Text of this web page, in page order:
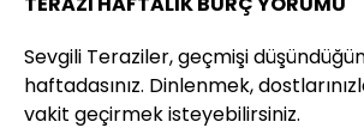
Sevgili Teraziler, geçmişi
haftadasınız. Dinlenmek,
vakit geçirmek isteyebilirsiniz.